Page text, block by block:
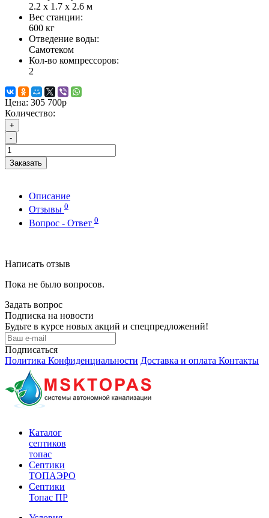
2.2 х 1.7 х 2.6 м
Вес станции:
600 кг
Отведение воды:
Самотеком
Кол-во компрессоров:
2
Цена: 305 700р
Количество:
+
-
Заказать
Описание
Отзывы 0
Вопрос - Ответ 0
Написать отзыв
Пока не было вопросов.
Задать вопрос
Подписка на новости
Будьте в курсе новых акций и спецпредложений!
Подписаться
Политика Конфиденциальности Доставка и оплата Контакты
Каталог
септиков
топас
Септики
ТОПАЭРО
Септики
Топас ПР